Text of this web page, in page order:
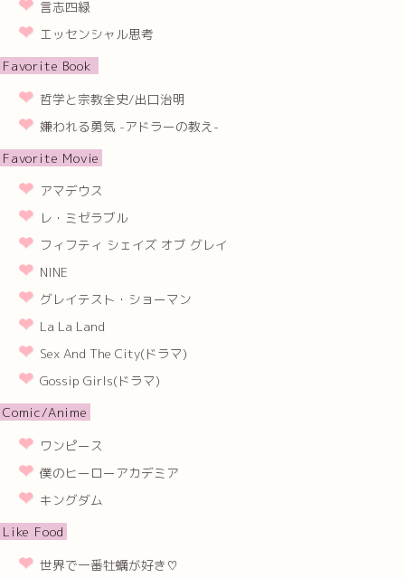
言志四緑
エッセンシャル思考
Favorite Book
哲学と宗教全史/出口治明
嫌われる勇気 -アドラーの教え-
Favorite Movie
アマデウス
レ・ミゼラブル
フィフティ シェイズ オブ グレイ
NINE
グレイテスト・ショーマン
La La Land
Sex And The City(ドラマ)
Gossip Girls(ドラマ)
Comic/Anime
ワンピース
僕のヒーローアカデミア
キングダム
Like Food
世界で一番牡蠣が好き♡